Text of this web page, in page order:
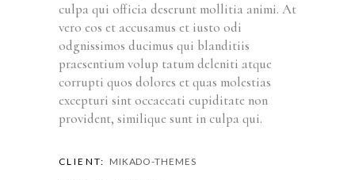
culpa qui officia deserunt mollitia animi. At
vero eos et accusamus et iusto odi
odgnissimos ducimus qui blanditiis
praesentium volup tatum deleniti atque
corrupti quos dolores et quas molestias
excepturi sint occaecati cupiditate non
provident, similique sunt in culpa qui.
CLIENT: MIKADO-THEMES